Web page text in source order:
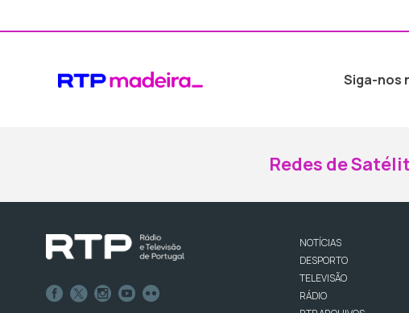
Siga-nos
Redes de
NOTÍCIAS
DESPORTO
TELEVISÃO
RÁDIO